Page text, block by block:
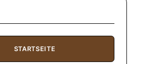
STARTSEITE